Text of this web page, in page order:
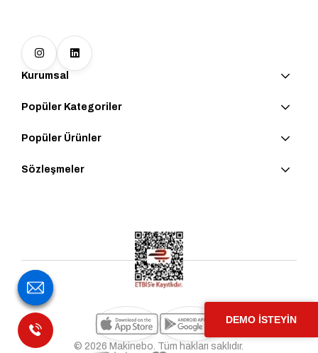
Kurumsal
Popüler Kategoriler
Popüler Ürünler
Sözleşmeler
© 2026 Makinebo. Tüm hakları saklıdır.
DEMO İSTEYİN